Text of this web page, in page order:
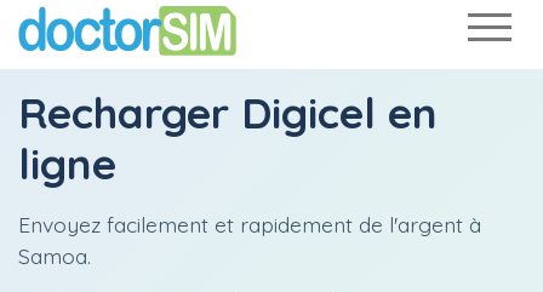
Recharger Digicel en
ligne
Envoyez facilement et rapidement de l'argent à
Samoa.